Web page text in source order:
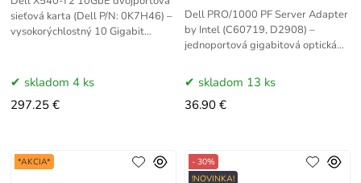
sieťová karta (Dell P/N: 0K7H46) –
vysokorýchlostný 10 Gigabit
skladom 4 ks
297.25 €
Dell PRO/1000 PF Server Adapter
by Intel (C60719, D2908) –
jednoportová gigabitová optická
rozhraním a LC konektorom.
Založená na
skladom 13 ks
36.90 €
*AKCIA*
- 30%
!NOVINKA!